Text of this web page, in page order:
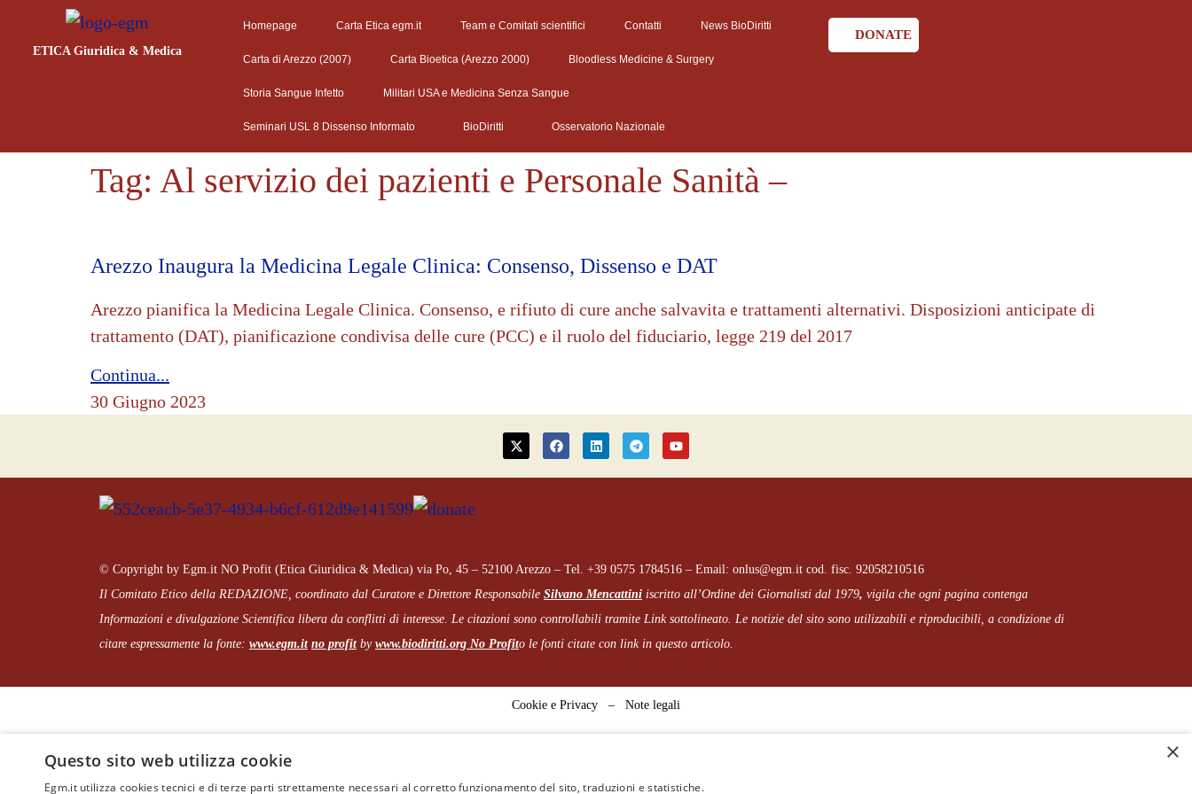
ETICA Giuridica & Medica
Homepage Carta Etica egm.it Team e Comitati scientifici Contatti News BioDiritti
Carta di Arezzo (2007) Carta Bioetica (Arezzo 2000) Bloodless Medicine & Surgery
Storia Sangue Infetto Militari USA e Medicina Senza Sangue
Seminari USL 8 Dissenso Informato BioDiritti Osservatorio Nazionale
DONATE
Tag: Al servizio dei pazienti e Personale Sanità –
Arezzo Inaugura la Medicina Legale Clinica: Consenso, Dissenso e DAT
Arezzo pianifica la Medicina Legale Clinica. Consenso, e rifiuto di cure anche salvavita e trattamenti alternativi. Disposizioni anticipate di
trattamento (DAT), pianificazione condivisa delle cure (PCC) e il ruolo del fiduciario, legge 219 del 2017
Continua...
30 Giugno 2023
© Copyright by Egm.it NO Profit (Etica Giuridica & Medica) via Po, 45 – 52100 Arezzo – Tel. +39 0575 1784516 – Email: onlus@egm.it cod. fisc. 92058210516
Il Comitato Etico della REDAZIONE, coordinato dal Curatore e Direttore Responsabile Silvano Mencattini iscritto all’Ordine dei Giornalisti dal 1979, vigila che ogni pagina contenga
Informazioni e divulgazione Scientifica libera da conflitti di interesse. Le citazioni sono controllabili tramite Link sottolineato. Le notizie del sito sono utilizzabili e riproducibili, a condizione di
citare espressamente la fonte: www.egm.it no profitby www.biodiritti.org No Profito le fonti citate con link in questo articolo.
Cookie e Privacy – Note legali
×
Questo sito web utilizza cookie
Egm.it utilizza cookies tecnici e di terze parti strettamente necessari al corretto funzionamento del sito, traduzioni e statistiche.